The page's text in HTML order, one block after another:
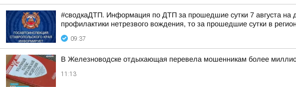
#сводкаДТП. Информация по ДТП за прошедшие сутки 7 августа на
профилактики нетрезвого вождения, то за прошедшие сутки в
09:37
В Железноводске отдыхающая перевела мошенникам более
11:13